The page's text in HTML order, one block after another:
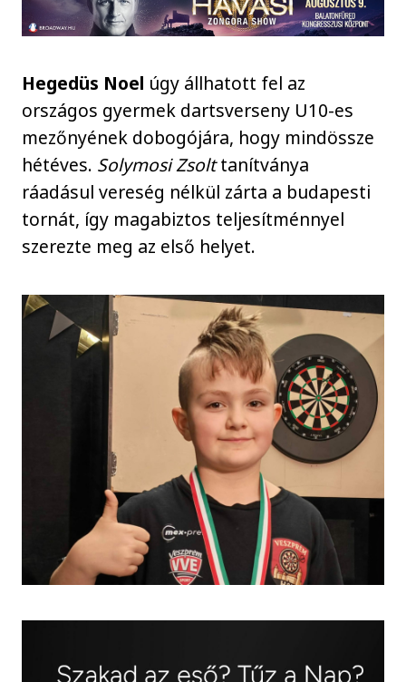
Hegedüs Noel úgy állhatott fel az
országos gyermek dartsverseny U10-es
mezőnyének dobogójára, hogy mindössze
hétéves. Solymosi Zsolttanítványa
ráadásul vereség nélkül zárta a budapesti
tornát, így magabiztos teljesítménnyel
szerezte meg az első helyet.